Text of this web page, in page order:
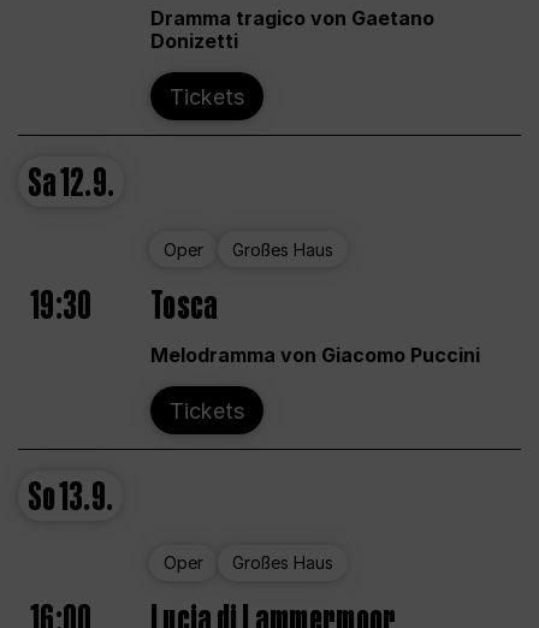
Dramma tragico von Gaetano
Donizetti
Tickets
Sa12.9.
Oper Großes Haus
19:30 Tosca
Melodramma von Giacomo Puccini
Tickets
So13.9.
Oper Großes Haus